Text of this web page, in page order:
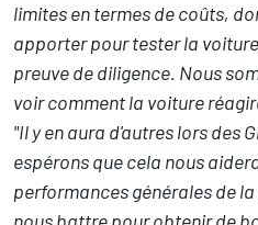
limites en termes de coûts,
apporter pour tester la
preuve de diligence. Nous
voir comment la voiture
"Il y en aura d'autres lors des
espérons que cela nous
performances générales de